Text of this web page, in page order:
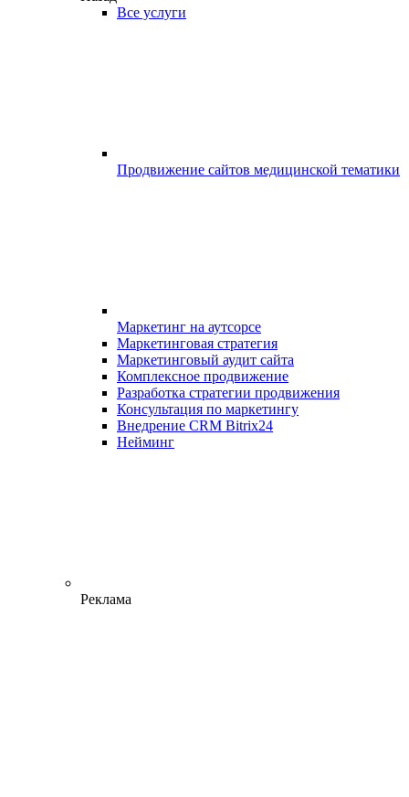
Все услуги
Продвижение сайтов медицинской тематики
Маркетинг на аутсорсе
Маркетинговая стратегия
Маркетинговый аудит сайта
Комплексное продвижение
Разработка стратегии продвижения
Консультация по маркетингу
Внедрение CRM Bitrix24
Нейминг
Реклама